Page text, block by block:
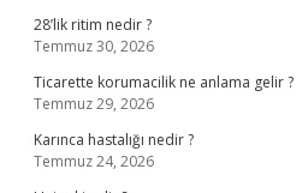
28’lik ritim nedir ?
Temmuz 30, 2026
Ticarette korumacilik ne anlama gelir ?
Temmuz 29, 2026
Karınca hastalığı nedir ?
Temmuz 24, 2026